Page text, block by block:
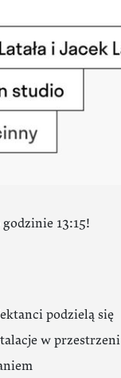
13:15!
podzielą się
w przestrzeni